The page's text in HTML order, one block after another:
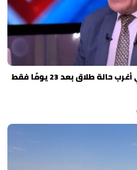
نقيب المأذونين يروي أغرب حالة طلاق بعد 23 يومًا فقط